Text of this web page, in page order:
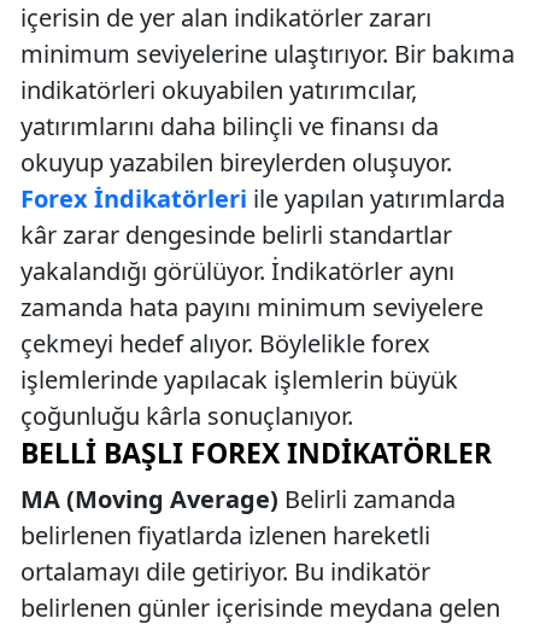
içerisin de yer alan indikatörler zararı
minimum seviyelerine ulaştırıyor. Bir bakıma
indikatörleri okuyabilen yatırımcılar,
yatırımlarını daha bilinçli ve finansı da
okuyup yazabilen bireylerden oluşuyor.
Forex İndikatörleri ile yapılan yatırımlarda
kâr zarar dengesinde belirli standartlar
yakalandığı görülüyor. İndikatörler aynı
zamanda hata payını minimum seviyelere
çekmeyi hedef alıyor. Böylelikle forex
işlemlerinde yapılacak işlemlerin büyük
çoğunluğu kârla sonuçlanıyor.
BELLI BAŞLI FOREX INDIKATÖRLER
MA (Moving Average) Belirli zamanda
belirlenen fiyatlarda izlenen hareketli
ortalamayı dile getiriyor. Bu indikatör
belirlenen günler içerisinde meydana gelen